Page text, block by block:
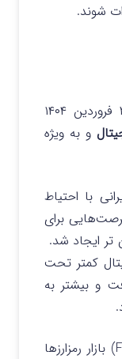
شوند.
در تاریخ ۲۳ فروردین ۱۴۰۴
و به‌ ویژه
با احتیاط
برای
تر ایجاد شد.
کمتر تحت
و بیشتر به
شاخص ترس و طمع (Fear & Greed) بازار رمزارزها